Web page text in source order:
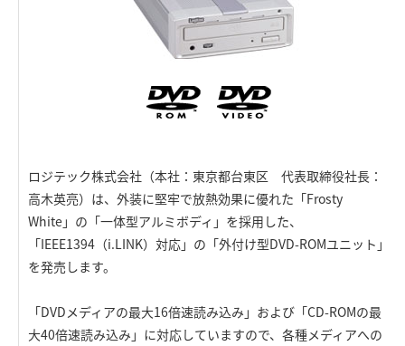
ロジテック株式会社（本社：東京都台東区 代表取締役社長：
高木英亮）は、外装に堅牢で放熱効果に優れた「Frosty
White」の「一体型アルミボディ」を採用した、
「IEEE1394（i.LINK）対応」の「外付け型DVD-ROMユニット」
を発売します。
「DVDメディアの最大16倍速読み込み」および「CD-ROMの最
大40倍速読み込み」に対応していますので、各種メディアへの